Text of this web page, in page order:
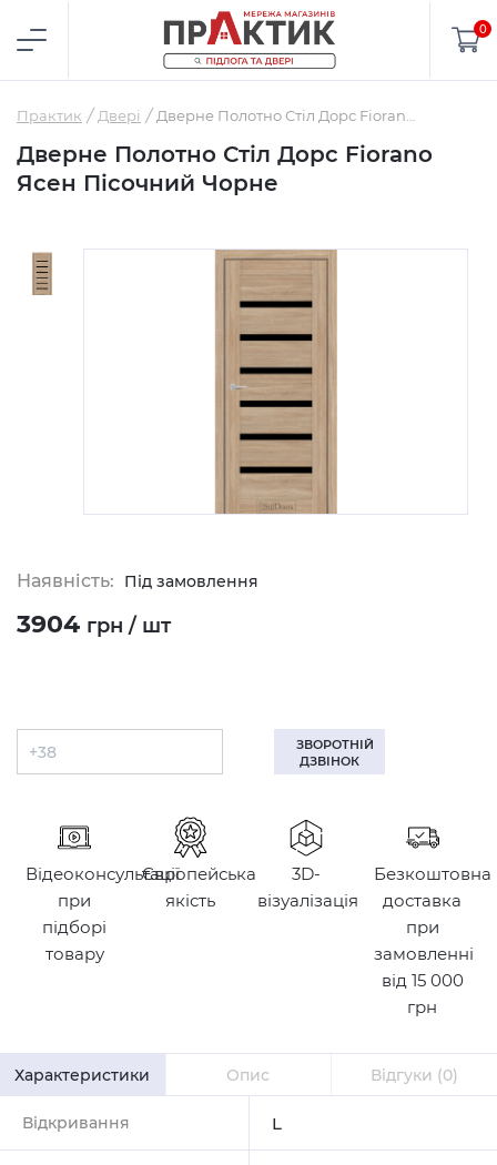
0
Практик Двері
Дверне Полотно Стіл Дорс Fiorano
Ясен Пісочний Чорне
Наявність: Під замовлення
3904 грн / шт
ЗВОРОТНІЙ
ДЗВІНОК
Відеоконсультації
при
підборі
товару
Європейська
якість
3D-
візуалізація
Безкоштовна
доставка
при
замовленні
від 15 000
грн
Характеристики Опис Відгуки (0)
Відкривання L